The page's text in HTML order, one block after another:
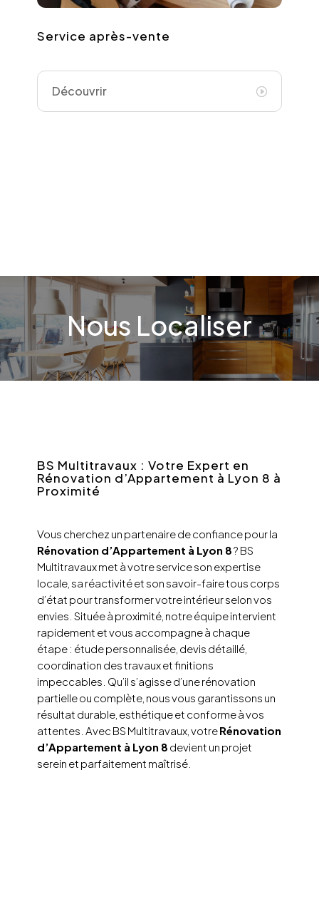
Service après-vente
Découvrir
Nous Localiser
BS Multitravaux : Votre Expert en
Rénovation d’Appartement à Lyon 8 à
Proximité
Vous cherchez un partenaire de confiance pour la
Rénovation d’Appartement à Lyon 8? BS
Multitravaux met à votre service son expertise
locale, sa réactivité et son savoir-faire tous corps
d’état pour transformer votre intérieur selon vos
envies. Située à proximité, notre équipe intervient
rapidement et vous accompagne à chaque
étape : étude personnalisée, devis détaillé,
coordination des travaux et finitions
impeccables. Qu’il s’agisse d’une rénovation
partielle ou complète, nous vous garantissons un
résultat durable, esthétique et conforme à vos
attentes. Avec BS Multitravaux, votreRénovation
d’Appartement à Lyon 8 devient un projet
serein et parfaitement maîtrisé.